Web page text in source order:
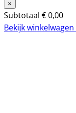
×
Subtotaal €0,00
Bekijk winkelwagen